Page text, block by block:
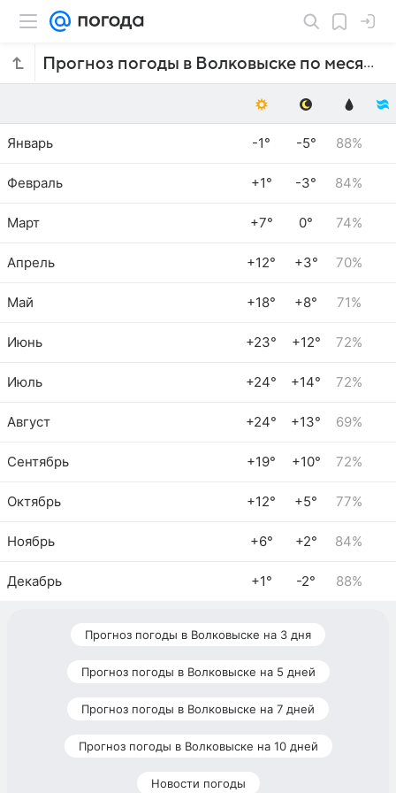
Прогноз погоды в Волковыске по месяцам
Январь -1° -5° 88%
Февраль +1° -3° 84%
Март +7° 0° 74%
Апрель +12° +3° 70%
Май +18° +8° 71%
Июнь +23° +12° 72%
Июль +24° +14° 72%
Август +24° +13° 69%
Сентябрь +19° +10° 72%
Октябрь +12° +5° 77%
Ноябрь +6° +2° 84%
Декабрь +1° -2° 88%
Прогноз погоды в Волковыске на 3 дня
Прогноз погоды в Волковыске на 5 дней
Прогноз погоды в Волковыске на 7 дней
Прогноз погоды в Волковыске на 10 дней
Новости погоды